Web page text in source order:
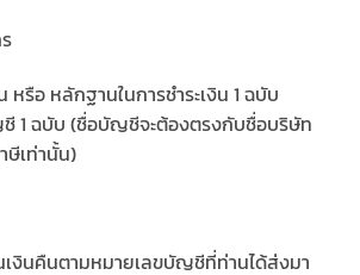
หรือ หลักฐานในการชำระเงิน 1 ฉบับ
1 ฉบับ (ชื่อบัญชีจะต้องตรงกับชื่อบริษัท
ษีเท่านั้น)
เงินคืนตามหมายเลขบัญชีที่ท่านได้ส่งมา